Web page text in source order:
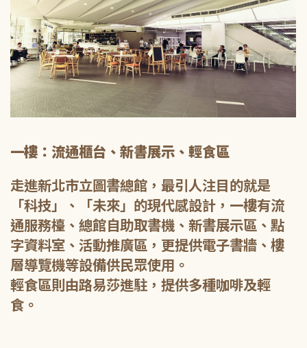
一樓：流通櫃台、新書展示、輕食區
走進新北市立圖書總館，最引人注目的就是
「科技」、「未來」的現代感設計，一樓有流
通服務檯、總館自助取書機、新書展示區、點
字資料室、活動推廣區，更提供電子書牆、樓
層導覽機等設備供民眾使用。
輕食區則由路易莎進駐，提供多種咖啡及輕
食。